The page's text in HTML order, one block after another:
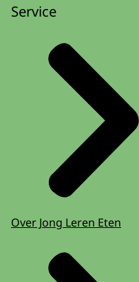
Service
Over Jong Leren Eten